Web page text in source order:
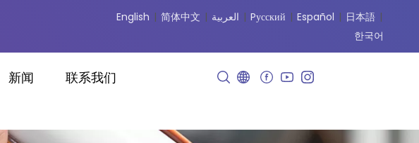
English | 简体中文 | العربية | Pусский | Español | 日本語 |
한국어
新闻 联系我们